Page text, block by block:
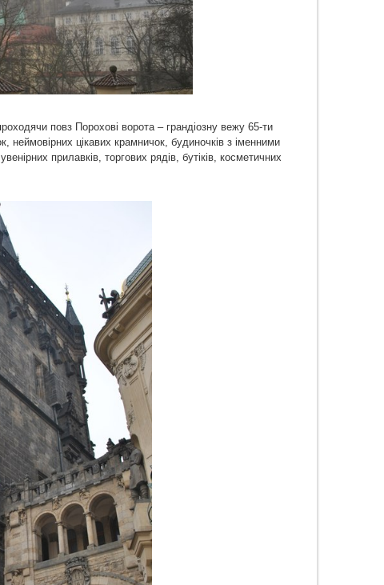
повз Порохові ворота – грандіозну вежу 65-ти
неймовірних цікавих крамничок, будиночків з іменними
прилавків, торгових рядів, бутіків, косметичних